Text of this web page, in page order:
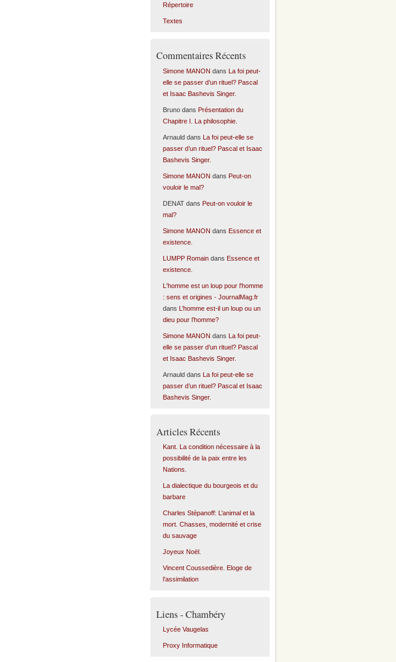
Répertoire
Textes
Commentaires Récents
Simone MANON dans La foi peut-
elle se passer d’un rituel? Pascal
et Isaac Bashevis Singer.
Brunodans Présentation du
Chapitre I. La philosophie.
Arnaulddans La foi peut-elle se
passer d’un rituel? Pascal et Isaac
Bashevis Singer.
Simone MANON dans Peut-on
vouloir le mal?
DENATdans Peut-on vouloir le
mal?
Simone MANON dans Essence et
existence.
LUMPP Romaindans Essence et
existence.
L'homme est un loup pour l'homme
: sens et origines - JournalMag.fr
dans L’homme est-il un loup ou un
dieu pour l’homme?
Simone MANON dans La foi peut-
elle se passer d’un rituel? Pascal
et Isaac Bashevis Singer.
Arnaulddans La foi peut-elle se
passer d’un rituel? Pascal et Isaac
Bashevis Singer.
Articles Récents
Kant. La condition nécessaire à la
possibilité de la paix entre les
Nations.
La dialectique du bourgeois et du
barbare
Charles Stépanoff: L’animal et la
mort. Chasses, modernité et crise
du sauvage
Joyeux Noël.
Vincent Coussedière. Eloge de
l’assimilation
Liens - Chambéry
Lycée Vaugelas
Proxy Informatique